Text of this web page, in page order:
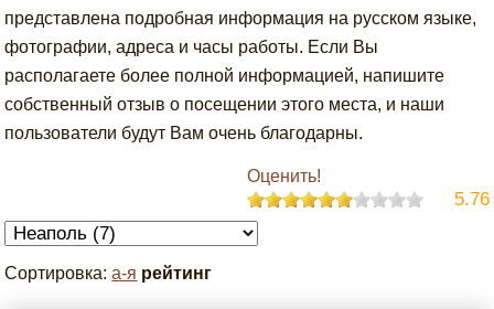
представлена подробная информация на русском языке,
фотографии, адреса и часы работы. Если Вы
располагаете более полной информацией, напишите
собственный отзыв о посещении этого места, и наши
пользователи будут Вам очень благодарны.
Оценить!
5.76
Сортировка:а-я рейтинг